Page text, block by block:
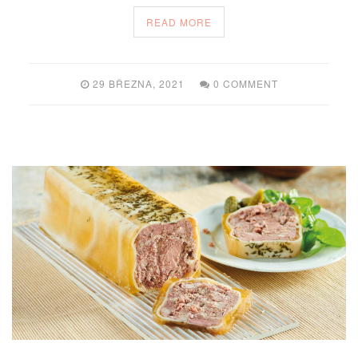
READ MORE
29 BŘEZNA, 2021 0 COMMENT